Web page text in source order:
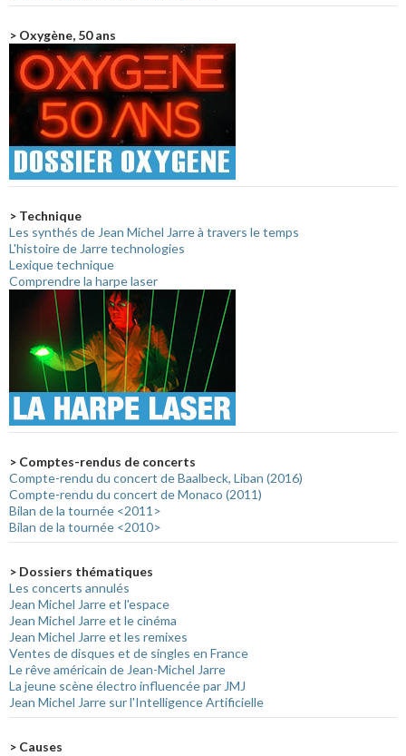
> Oxygène, 50 ans
> Technique
Les synthés de Jean Michel Jarre à travers le temps
L'histoire de Jarre technologies
Lexique technique
Comprendre la harpe laser
> Comptes-rendus de concerts
Compte-rendu du concert de Baalbeck, Liban (2016)
Compte-rendu du concert de Monaco (2011)
Bilan de la tournée <2011>
Bilan de la tournée <2010>
> Dossiers thématiques
Les concerts annulés
Jean Michel Jarre et l'espace
Jean Michel Jarre et le cinéma
Jean Michel Jarre et les remixes
Ventes de disques et de singles en France
Le rêve américain de Jean-Michel Jarre
La jeune scène électro influencée par JMJ
Jean Michel Jarre sur l'Intelligence Artificielle
> Causes